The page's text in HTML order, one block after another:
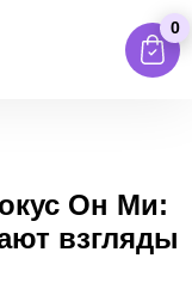
0
Он Ми:
взгляды